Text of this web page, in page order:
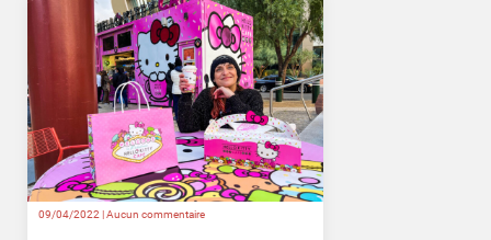
09/04/2022 | Aucun commentaire